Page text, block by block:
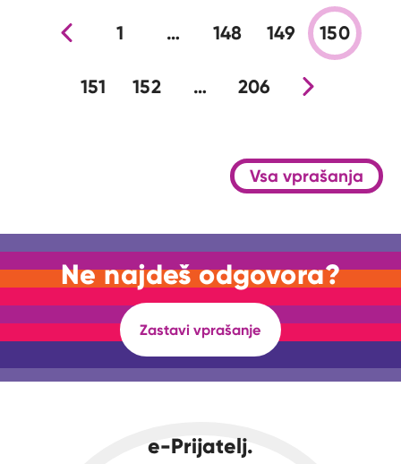
Prejšnja stran
1 … 148 149 150
151 152 … 206Nova stran
Vsa vprašanja
Ne najdeš odgovora?
Zastavi vprašanje
e-Prijatelj.